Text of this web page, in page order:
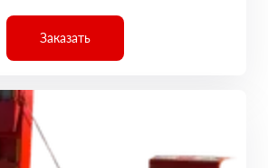
Заказать